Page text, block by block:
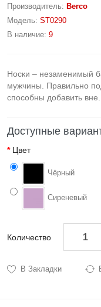
Производитель: Berco
Модель: ST0290
В наличие: 9
Носки – незаменимый
мужчины. Правильно
способны добавить вне..
Доступные
Цвет
Чёрный
Сиреневый
Количество
В Закладки